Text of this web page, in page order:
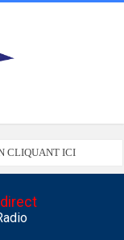
CLIQUANT ICI